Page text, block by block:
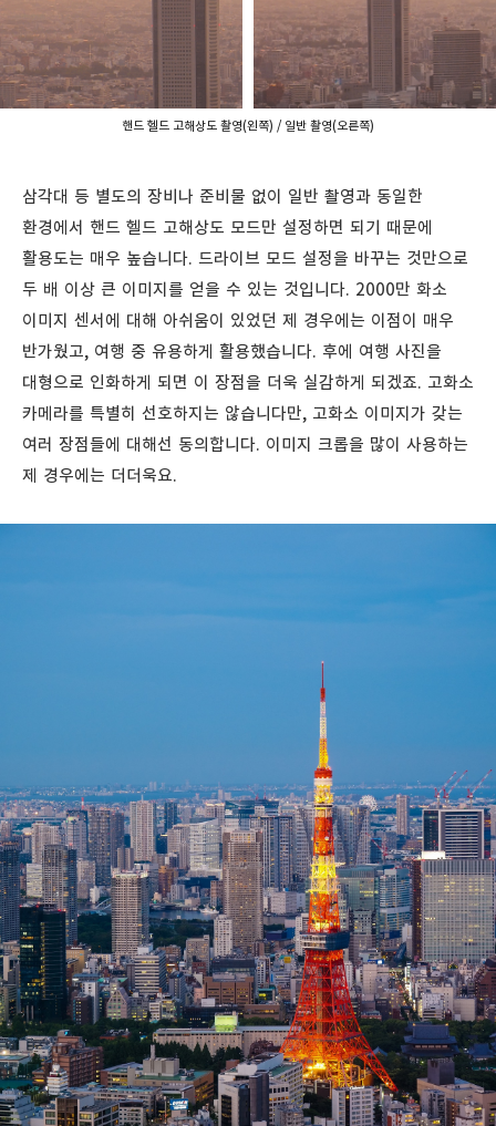
핸드 헬드 고해상도 촬영(왼쪽) / 일반 촬영(오른쪽)
삼각대 등 별도의 장비나 준비물 없이 일반 촬영과 동일한
환경에서 핸드 헬드 고해상도 모드만 설정하면 되기 때문에
활용도는 매우 높습니다. 드라이브 모드 설정을 바꾸는 것만으로
두 배 이상 큰 이미지를 얻을 수 있는 것입니다. 2000만 화소
이미지 센서에 대해 아쉬움이 있었던 제 경우에는 이점이 매우
반가웠고, 여행 중 유용하게 활용했습니다. 후에 여행 사진을
대형으로 인화하게 되면 이 장점을 더욱 실감하게 되겠죠. 고화소
카메라를 특별히 선호하지는 않습니다만, 고화소 이미지가 갖는
여러 장점들에 대해선 동의합니다. 이미지 크롭을 많이 사용하는
제 경우에는 더더욱요.